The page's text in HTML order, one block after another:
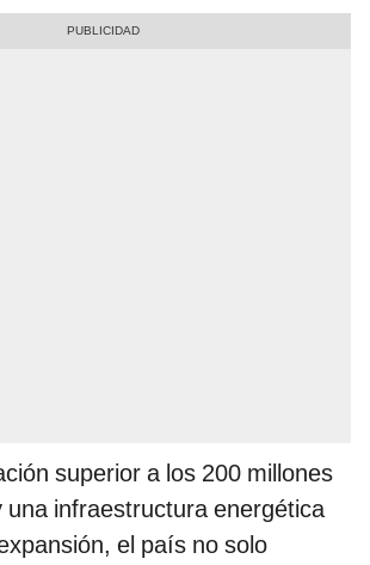
superior a los 200 millones
una infraestructura energética
el país no solo